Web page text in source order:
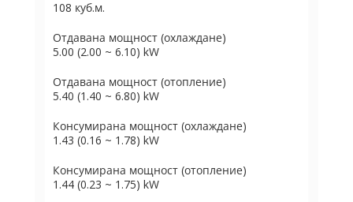
108 куб.м.
Отдавана мощност (охлаждане)
5.00 (2.00 ~ 6.10) kW
Отдавана мощност (отопление)
5.40 (1.40 ~ 6.80) kW
Консумирана мощност (охлаждане)
1.43 (0.16 ~ 1.78) kW
Консумирана мощност (отопление)
1.44 (0.23 ~ 1.75) kW